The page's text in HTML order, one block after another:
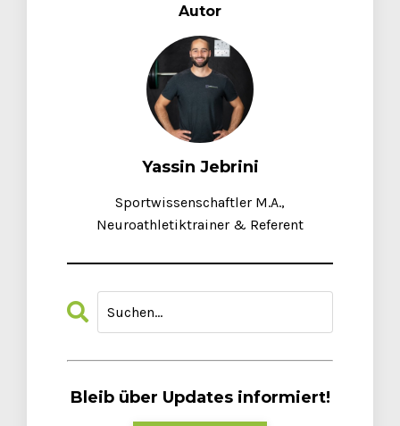
Autor
Yassin Jebrini
Sportwissenschaftler M.A.,
Neuroathletiktrainer & Referent
Bleib über Updates informiert!